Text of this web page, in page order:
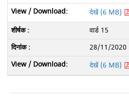
देखें (6 MB)
वार्ड 15
28/11/2020
देखें (6 MB)